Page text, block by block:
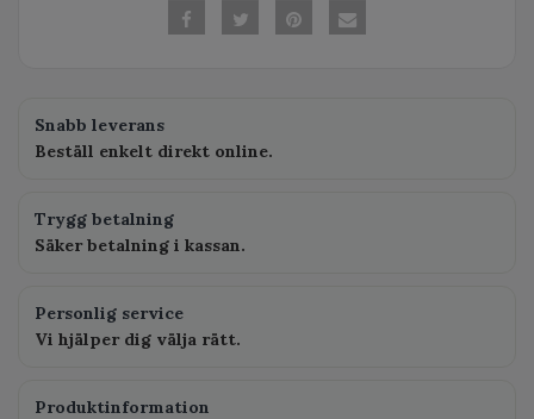
Snabb leverans
Beställ enkelt direkt online.
Trygg betalning
Säker betalning i kassan.
Personlig service
Vi hjälper dig välja rätt.
Produktinformation